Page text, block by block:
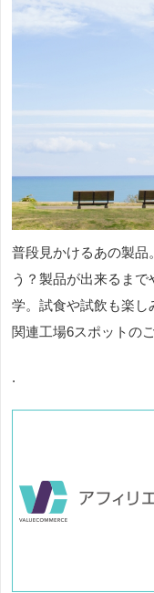
普段見かけるあの製品
う？製品が出来るま
学。試食や試飲も楽し
関連工場6スポットの
.